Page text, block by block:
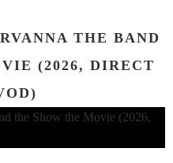
THE BAND
(2026, DIRECT